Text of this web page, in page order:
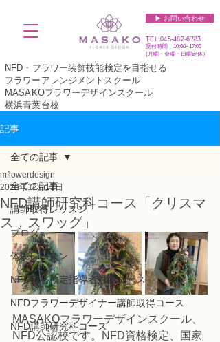
▶︎ お問い合わせ
TEL045-482-6783
受付時間 10:00~17:00​​​
(​月曜・金曜・日曜定休）
NFD・フラワー装飾技能検定を目指せる
フラワーアレンジメントスクール
MASAKOフラワーデザインスクール
横浜青葉台校
記事
全ての記事
講師取得レッスン
ブログ
体験レッスン
NFD資格検定指導者対象コース
NFDフラワーデザイナー講師取得コース
NFD講師研究科コース
全ての記事
NFD講師研究科コース「クリスマ
ス，スワッグ」
mflowerdesign
2025年12月11日
MASAKOフラワーデザインスクール、
NFD公認校です。NFD資格検定、国家